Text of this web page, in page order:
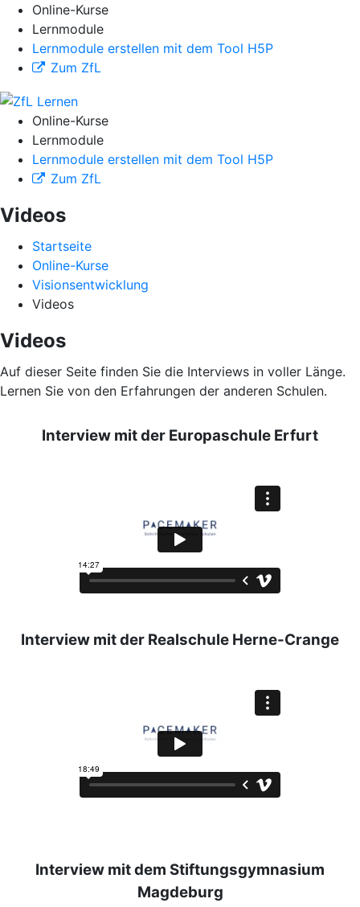
Online-Kurse
Lernmodule
Lernmodule erstellen mit dem Tool H5P
Zum ZfL
Online-Kurse
Lernmodule
Lernmodule erstellen mit dem Tool H5P
Zum ZfL
Videos
Startseite
Online-Kurse
Visionsentwicklung
Videos
Videos
Auf dieser Seite finden Sie die Interviews in voller Länge.
Lernen Sie von den Erfahrungen der anderen Schulen.
Interview mit der Europaschule Erfurt
Interview mit der Realschule Herne-Crange
Interview mit dem Stiftungsgymnasium
Magdeburg